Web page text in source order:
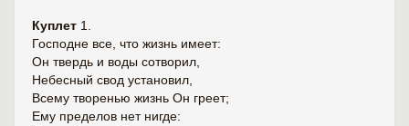
Куплет 1.
Господне все, что жизнь имеет:
Он твердь и воды сотворил,
Небесный свод установил,
Всему творенью жизнь Он греет;
Ему пределов нет нигде: